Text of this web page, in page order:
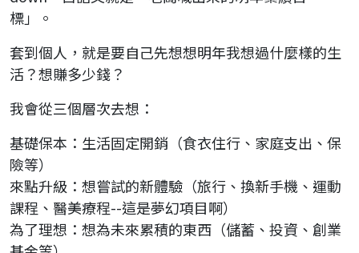
標」。
套到個人，就是要自己先想想明年我想過什麼樣的生
活？想賺多少錢？
我會從三個層次去想：
基礎保本：生活固定開銷（食衣住行、家庭支出、保
險等）
來點升級：想嘗試的新體驗（旅行、換新手機、運動
課程、醫美療程--這是夢幻項目啊）
為了理想：想為未來累積的東西（儲蓄、投資、創業